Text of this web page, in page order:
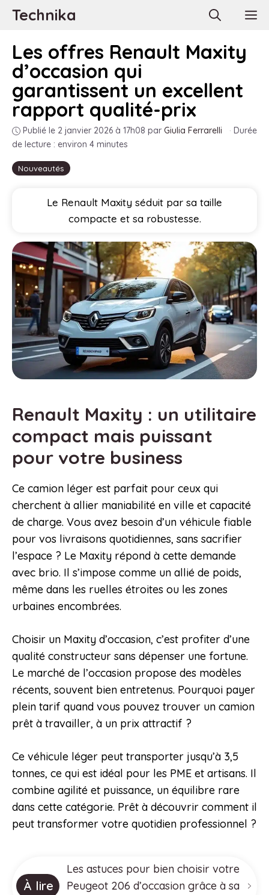
AllerTechnika
Nouveautés
Les offres Renault Maxity
d’occasion qui
garantissent un excellent
rapport qualité-prix
Publié le 2 janvier 2026 à 17h08 par Giulia Ferrarelli · Durée
de lecture : environ 4 minutes
Le Renault Maxity séduit par sa taille
compacte et sa robustesse.
Renault Maxity : un utilitaire
compact mais puissant
pour votre business
Ce camion léger est parfait pour ceux qui
cherchent à allier maniabilité en ville et capacité
de charge. Vous avez besoin d’un véhicule fiable
pour vos livraisons quotidiennes, sans sacrifier
l’espace ? Le Maxity répond à cette demande
avec brio. Il s’impose comme un allié de poids,
même dans les ruelles étroites ou les zones
urbaines encombrées.
Choisir un Maxity d’occasion, c’est profiter d’une
qualité constructeur sans dépenser une fortune.
Le marché de l’occasion propose des modèles
récents, souvent bien entretenus. Pourquoi payer
plein tarif quand vous pouvez trouver un camion
prêt à travailler, à un prix attractif ?
Ce véhicule léger peut transporter jusqu’à 3,5
tonnes, ce qui est idéal pour les PME et artisans. Il
combine agilité et puissance, un équilibre rare
dans cette catégorie. Prêt à découvrir comment il
peut transformer votre quotidien professionnel ?
À lire
Les astuces pour bien choisir votre
Peugeot 206 d’occasion grâce à sa